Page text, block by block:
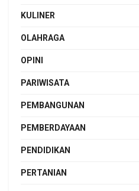
KULINER
OLAHRAGA
OPINI
PARIWISATA
PEMBANGUNAN
PEMBERDAYAAN
PENDIDIKAN
PERTANIAN